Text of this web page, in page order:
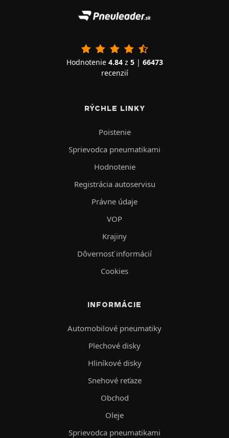
Hodnotenie 4.84z 5| 66473
recenzií
RÝCHLE LINKY
Poistenie
Sprievodca pneumatikami
Hodnotenie
Registrácia autoservisu
Právne údaje
VOP
Krajiny
Dôvernosť informácií
Cookies
INFORMÁCIE
Automobilové pneumatiky
Plechové disky
Hliníkové disky
Snehové reťaze
Obchod
Oleje
Sprievodca pneumatikami